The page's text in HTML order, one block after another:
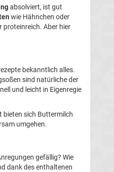
absolviert, ist gut
wie Hähnchen oder
proteinreich. Aber hier
bekanntlich alles.
sind natürliche der
und leicht in Eigenregie
bieten sich Buttermilch
umgehen.
gefällig? Wie
dank des enthaltenen